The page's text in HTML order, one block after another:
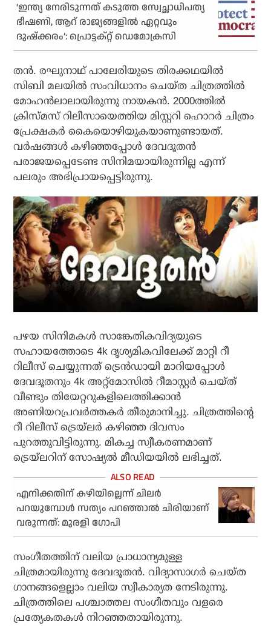
‘ഇന്ത്യ നേരിടുന്നത് കടുത്ത സ്വേച്ഛാധിപത്യ
ഭീഷണി, ആറ് രാജ്യങ്ങളില്‍ ഏറ്റവും
ദുഷ്‌ക്കരം’: പ്രൊട്ടക്റ്റ് ഡെമോക്രസി
തന്‍. രഘുനാഥ് പാലേരിയുടെ തിരക്കഥയില്‍
സിബി മലയില്‍ സംവിധാനം ചെയ്ത ചിത്രത്തില്‍
മോഹന്‍ലാലായിരുന്നു നായകന്‍. 2000ത്തില്‍
ക്രിസ്മസ് റിലീസായെത്തിയ മിസ്റ്ററി ഹൊറര്‍ ചിത്രം
പ്രേക്ഷകര്‍ കൈയൊഴിയുകയാണുണ്ടായത്.
വര്‍ഷങ്ങള്‍ കഴിഞ്ഞപ്പോള്‍ ദേവദൂതന്‍
പരാജയപ്പെടേണ്ട സിനിമയായിരുന്നില്ല എന്ന്
പലരും അഭിപ്രായപ്പെട്ടിരുന്നു.
പഴയ സിനിമകള്‍ സാങ്കേതികവിദ്യയുടെ
സഹായത്തോടെ 4k ദൃശ്യമികവിലേക്ക് മാറ്റി റീ
റിലീസ് ചെയ്യുന്നത് ട്രെന്‍ഡായി മാറിയപ്പോള്‍
ദേവദൂതനും 4k അറ്റ്‌മോസില്‍ റീമാസ്റ്റര്‍ ചെയ്ത്
വീണ്ടും തിയേറ്ററുകളിലെത്തിക്കാന്‍
അണിയറപ്രവര്‍ത്തകര്‍ തീരുമാനിച്ചു. ചിത്രത്തിന്റെ
റീ റിലീസ് ട്രെയ്‌ലര്‍ കഴിഞ്ഞ ദിവസം
പുറത്തുവിട്ടിരുന്നു. മികച്ച സ്വീകരണമാണ്
ട്രെയ്ലറിന് സോഷ്യൽ മീഡിയയിൽ ലഭിച്ചത്.
എനിക്കതിന് കഴിയില്ലെന്ന് ചിലർ
പറയുമ്പോൾ സത്യം പറഞ്ഞാൽ ചിരിയാണ്
വരുന്നത്: മുരളി ഗോപി
സംഗീതത്തിന് വലിയ പ്രാധാന്യമുള്ള
ചിത്രമായിരുന്നു ദേവദൂതൻ. വിദ്യാസാഗർ ചെയ്ത
ഗാനങ്ങളെല്ലാം വലിയ സ്വീകാര്യത നേടിരുന്നു.
ചിത്രത്തിലെ പശ്ചാത്തല സംഗീതവും വളരെ
പ്രത്യേകതകൾ നിറഞ്ഞതായിരുന്നു.